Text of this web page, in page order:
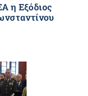
η Εξόδιος